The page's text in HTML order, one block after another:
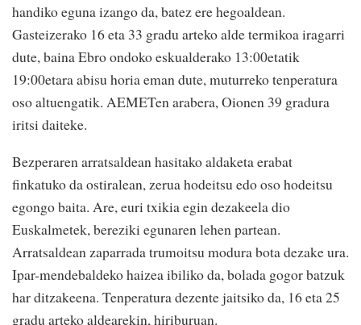
handiko eguna izango da, batez ere hegoaldean.
Gasteizerako 16 eta 33 gradu arteko alde termikoa iragarri
dute, baina Ebro ondoko eskualderako 13:00etatik
19:00etara abisu horia eman dute, muturreko tenperatura
oso altuengatik. AEMETen arabera, Oionen 39 gradura
iritsi daiteke.
Bezperaren arratsaldean hasitako aldaketa erabat
finkatuko da ostiralean, zerua hodeitsu edo oso hodeitsu
egongo baita. Are, euri txikia egin dezakeela dio
Euskalmetek, bereziki egunaren lehen partean.
Arratsaldean zaparrada trumoitsu modura bota dezake ura.
Ipar-mendebaldeko haizea ibiliko da, bolada gogor batzuk
har ditzakeena. Tenperatura dezente jaitsiko da, 16 eta 25
gradu arteko aldearekin, hiriburuan.